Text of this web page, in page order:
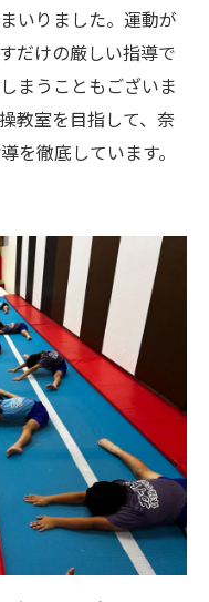
いりました。運動が
だけの厳しい指導で
まうこともございま
教室を目指して、奈
を徹底しています。